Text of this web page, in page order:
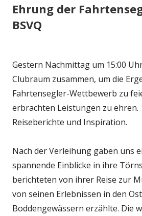
Ehrung der
BSVQ
Gestern Nachmittag um 15:00
Clubraum zusammen, um die
Fahrtensegler-Wettbewerb zu
erbrachten Leistungen zu ehren.
Reiseberichte und Inspiration.
Nach der Verleihung gaben uns
spannende Einblicke in ihre
berichteten von ihrer Reise zur
von seinen Erlebnissen in den
Boddengewässern erzählte. Die